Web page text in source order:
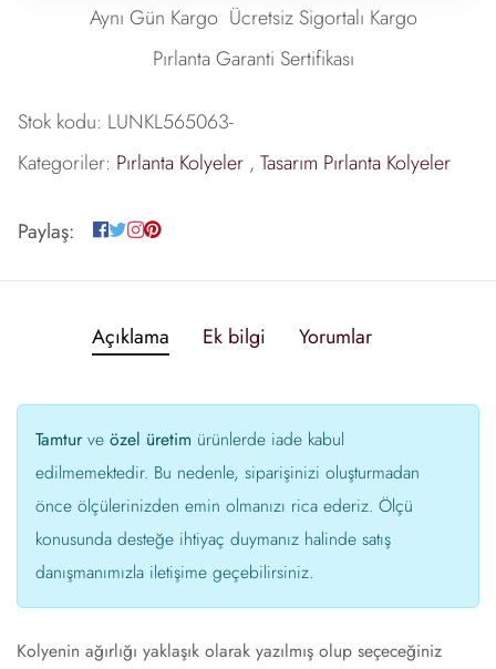
Aynı Gün Kargo Ücretsiz Sigortalı Kargo
Pırlanta Garanti Sertifikası
Stok kodu: LUNKL565063-
Kategoriler: Pırlanta Kolyeler , Tasarım Pırlanta Kolyeler
Paylaş:
Açıklama Ek bilgi Yorumlar
Tamtur ve özel üretim ürünlerde iade kabul
edilmemektedir. Bu nedenle, siparişinizi oluşturmadan
önce ölçülerinizden emin olmanızı rica ederiz. Ölçü
konusunda desteğe ihtiyaç duymanız halinde satış
danışmanımızla iletişime geçebilirsiniz.
Kolyenin ağırlığı yaklaşık olarak yazılmış olup seçeceğiniz